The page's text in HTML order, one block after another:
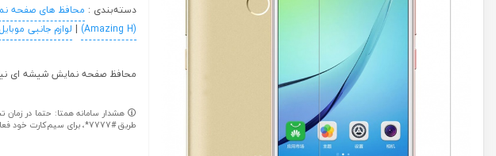
دسته‌بندی : محافظ های صفحه
(Amazing H)
| لوازم جانبی موبایل
محافظ صفحه نمایش شیشه ای نیلکین ، دارای ضخامت
هشدار سامانه همتا: حتما در
طریق #7777*، برای سیم‌کارت خود فعال‌سازی کنید. آموزش تصویری در آدرس اینترنتی hmti.ir/05